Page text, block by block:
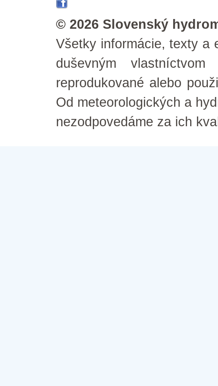
© 2026 Slovenský
Všetky informácie, texty a
duševným
reprodukované alebo
Od meteorologických a
nezodpovedáme za ich